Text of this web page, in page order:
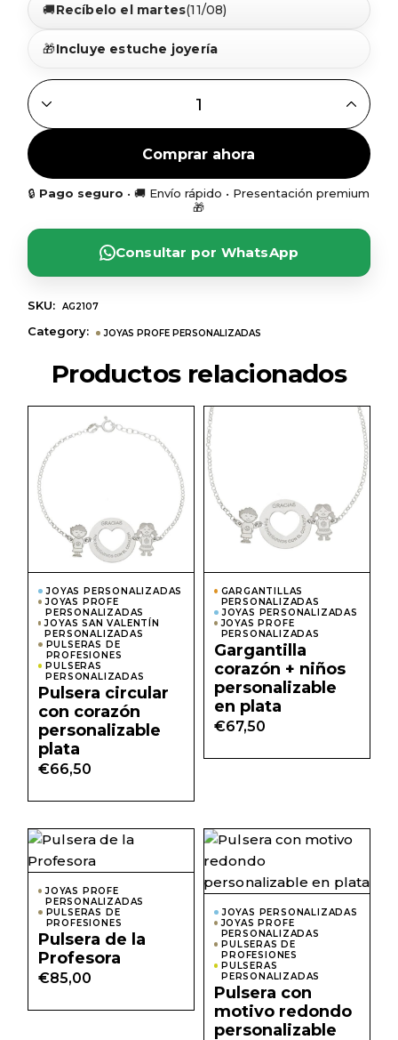
🚚Recíbelo el martes(11/08)
🎁Incluye estuche joyería
GARGANTILLA PROFE SE NECESITA UN GRAN CORAZÓN
Comprar ahora
🔒 Pago seguro • 🚚 Envío rápido • Presentación premium
🎁
Consultar por WhatsApp
SKU: AG2107
Category: JOYAS PROFE PERSONALIZADAS
Productos relacionados
JOYAS PERSONALIZADAS
JOYAS PROFE
PERSONALIZADAS
JOYAS SAN VALENTÍN
PERSONALIZADAS
PULSERAS DE
PROFESIONES
PULSERAS
PERSONALIZADAS
Pulsera circular
con corazón
personalizable
plata
€66,50
GARGANTILLAS
PERSONALIZADAS
JOYAS PERSONALIZADAS
JOYAS PROFE
PERSONALIZADAS
Gargantilla
corazón + niños
personalizable
en plata
€67,50
JOYAS PROFE
PERSONALIZADAS
PULSERAS DE
PROFESIONES
Pulsera de la
Profesora
€85,00
JOYAS PERSONALIZADAS
JOYAS PROFE
PERSONALIZADAS
PULSERAS DE
PROFESIONES
PULSERAS
PERSONALIZADAS
Pulsera con
motivo redondo
personalizable